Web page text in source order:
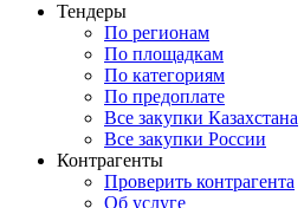
Тендеры
По регионам
По площадкам
По категориям
По предоплате
Все закупки Казахстана
Все закупки России
Контрагенты
Проверить контрагента
Об услуге